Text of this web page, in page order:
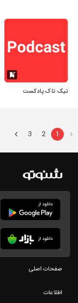
تیک تاک پادکست
1
2
3
صفحات اصلی
اطلاعات